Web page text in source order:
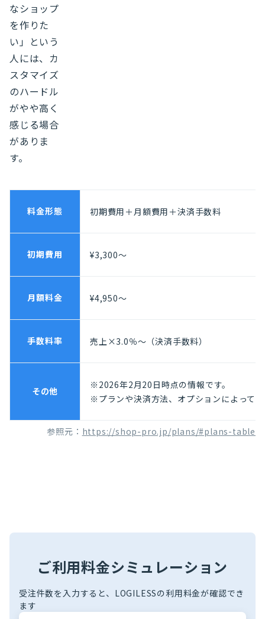
なショップ
を作りた
い」という
人には、カ
スタマイズ
のハードル
がやや高く
感じる場合
がありま
す。
料金形態 初期費用＋月額費用＋決済手数料
初期費用 ¥3,300〜
月額料金 ¥4,950〜
手数料率 売上×3.0％〜（決済手数料）
その他
※2026年2月20日時点の情報です。
※プランや決済方法、オプションによって
参照元： https://shop-pro.jp/plans/#plans-table
ご利用料金シミュレーション
受注件数を入力すると、LOGILESSの利用料金が確認でき
ます